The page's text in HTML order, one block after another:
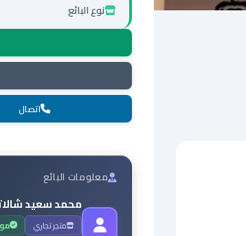
نوع البائع
اتصال
معلومات البائع
محمد سعيد
متجر تجاري